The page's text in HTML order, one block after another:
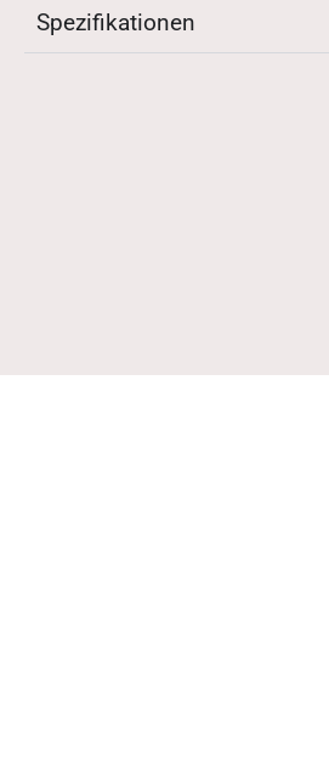
Spezifikationen